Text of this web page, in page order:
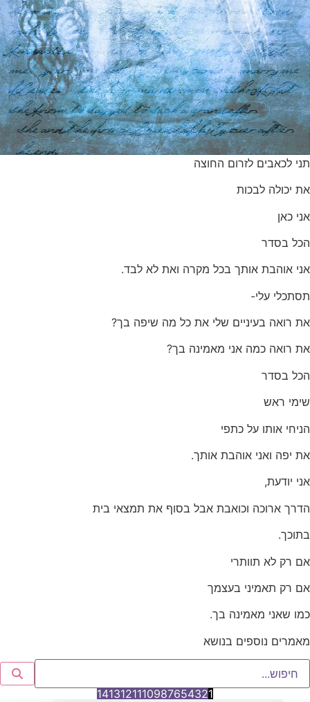
תני לכאבים לזרום החוצה
את יכולה לבכות
אני כאן
הכל בסדר
אני אוהבת אותך בכל מקרה ואת לא לבד.
תסתכלי עלי-
את רואה בעיניים שלי את כל מה שיפה בך?
את רואה כמה אני מאמינה בך?
הכל בסדר
שימי ראש
הניחי אותו על כתפי
את יפה ואני אוהבת אותך.
אני יודעת,
הדרך ארוכה וכואבת אבל בסוף את תמצאי בית
בתוכך.
אם רק לא תוותרי
אם רק תאמיני בעצמך
כמו שאני מאמינה בך.
מאמרים נוספים בנושא
1
2
3
4
5
6
7
8
9
10
11
12
13
14